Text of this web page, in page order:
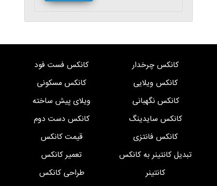
کانکس چرخدار
کانکس فست فود
کانکس ویلایی
کانکس مسکونی
کانکس نگهبانی
ویلای پیش ساخته
کانکس سایدینگ
کانکس دست دوم
کانکس فانتزی
قیمت کانکس
تبدیل کانتینر به کانکس
تعمیر کانکس
کانتینر
طراحی کانکس